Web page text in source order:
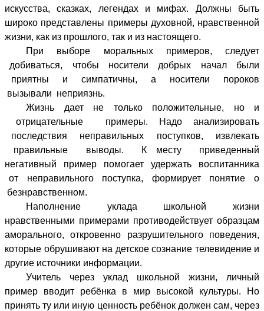
искусства, сказках, легендах и мифах. Должны быть
широко представлены примеры духовной, нравственной
жизни, как из прошлого, так и из настоящего.
При выборе моральных примеров, следует
добиваться, чтобы носители добрых начал были
приятны и симпатичны, а носители пороков
вызывали неприязнь.
Жизнь дает не только положительные, но и
отрицательные примеры. Надо анализировать
последствия неправильных поступков, извлекать
правильные выводы. К месту приведенный
негативный пример помогает удержать воспитанника
от неправильного поступка, формирует понятие о
безнравственном.
Наполнение уклада школьной жизни
нравственными примерами противодействует образцам
аморального, откровенно разрушительного поведения,
которые обрушивают на детское сознание телевидение и
другие источники информации.
Учитель через уклад школьной жизни, личный
пример вводит ребёнка в мир высокой культуры. Но
принять ту или иную ценность ребёнок должен сам, через